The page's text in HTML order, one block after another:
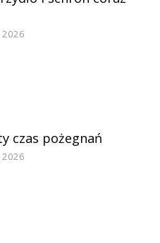
2026
czas pożegnań
2026